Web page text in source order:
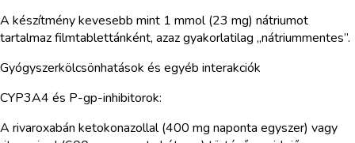
A készítmény kevesebb mint 1 mmol (23 mg) nátriumot
tartalmaz filmtablettánként, azaz gyakorlatilag „nátriummentes”.
Gyógyszerkölcsönhatások és egyéb interakciók
CYP3A4 és P-gp-inhibitorok:
A rivaroxabán ketokonazollal (400 mg naponta egyszer) vagy